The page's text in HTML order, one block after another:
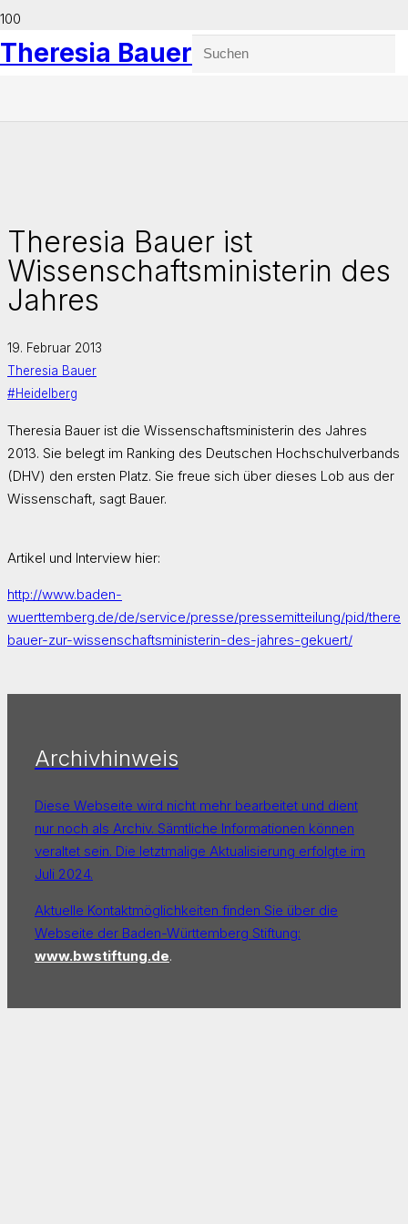
Theresia Bauer
Theresia Bauer ist
Wissenschaftsministerin des
Jahres
19. Februar 2013
Theresia Bauer
#Heidelberg
Theresia Bauer ist die Wissenschaftsministerin des Jahres
2013. Sie belegt im Ranking des Deutschen Hochschulverbands
(DHV) den ersten Platz. Sie freue sich über dieses Lob aus der
Wissenschaft, sagt Bauer.
Artikel und Interview hier:
http://www.baden-
wuerttemberg.de/de/service/presse/pressemitteilung/pid/
bauer-zur-wissenschaftsministerin-des-jahres-gekuert/
Archivhinweis
Diese Webseite wird nicht mehr bearbeitet und dient
nur noch als Archiv. Sämtliche Informationen können
veraltet sein. Die letztmalige Aktualisierung erfolgte im
Juli 2024.
Aktuelle Kontaktmöglichkeiten finden Sie über die
Webseite der Baden-Württemberg Stiftung:
www.bwstiftung.de.